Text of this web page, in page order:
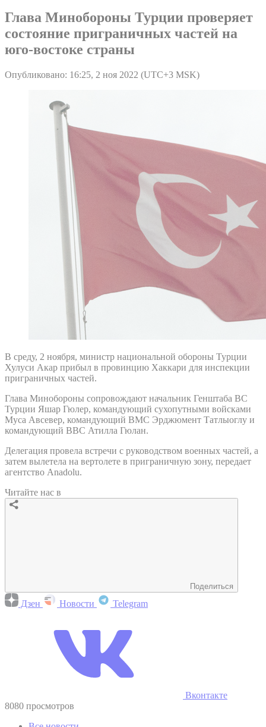
Глава Минобороны Турции проверяет
состояние приграничных частей на
юго-востоке страны
Опубликовано: 16:25, 2 ноя 2022 (UTC+3 MSK)
В среду, 2 ноября, министр национальной обороны Турции
Хулуси Акар прибыл в провинцию Хаккари для инспекции
приграничных частей.
Глава Минобороны сопровождают начальник Генштаба ВС
Турции Яшар Гюлер, командующий сухопутными войсками
Муса Авсевер, командующий ВМС Эрджюмент Татлыоглу и
командующий ВВС Атилла Гюлан.
Делегация провела встречи с руководством военных частей, а
затем вылетела на вертолете в приграничную зону, передает
агентство Anadolu.
Читайте нас в
Поделиться
Дзен Новости Telegram
Вконтакте
8080 просмотров